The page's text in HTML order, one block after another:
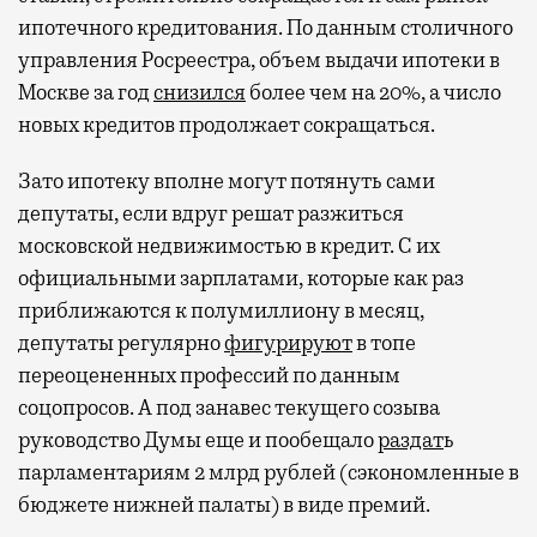
ипотечного кредитования. По данным столичного
управления Росреестра, объем выдачи ипотеки в
Москве за годснизилсяболее чем на 20%, а число
новых кредитов продолжает сокращаться.
Зато ипотеку вполне могут потянуть сами
депутаты, если вдруг решат разжиться
московской недвижимостью в кредит. С их
официальными зарплатами, которые как раз
приближаются к полумиллиону в месяц,
депутаты регулярнофигурируютв топе
переоцененных профессий по данным
соцопросов. А под занавес текущего созыва
руководство Думы еще и пообещалораздать
парламентариям 2 млрд рублей (сэкономленные в
бюджете нижней палаты) в виде премий.